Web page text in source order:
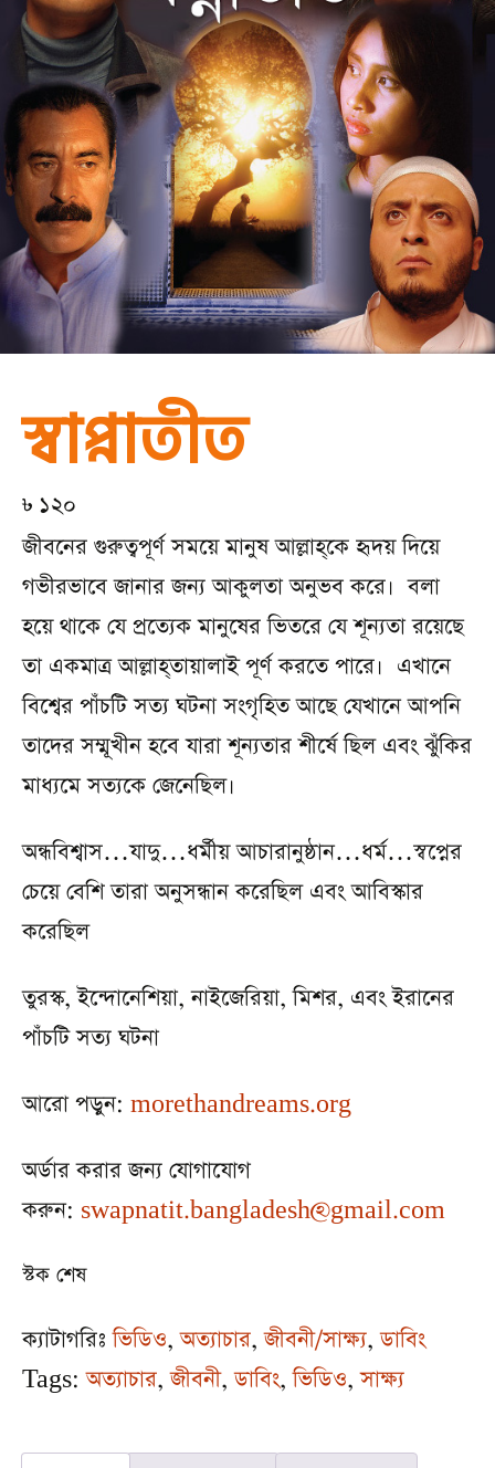
স্বাপ্নাতীত
৳ 120
জীবনের গুরুত্বপূর্ণ সময়ে মানুষ আল্লাহ্‌কে হৃদয় দিয়ে
গভীরভাবে জানার জন্য আকুলতা অনুভব করে। বলা
হয়ে থাকে যে প্রত্যেক মানুষের ভিতরে যে শূন্যতা রয়েছে
তা একমাত্র আল্লাহ্‌তায়ালাই পূর্ণ করতে পারে। এখানে
বিশ্বের পাঁচটি সত্য ঘটনা সংগৃহিত আছে যেখানে আপনি
তাদের সম্মূখীন হবে যারা শূন্যতার শীর্ষে ছিল এবং ঝুঁকির
মাধ্যমে সত্যকে জেনেছিল।
অন্ধবিশ্বাস…যাদু…ধর্মীয় আচারানুষ্ঠান…ধর্ম…স্বপ্নের
চেয়ে বেশি তারা অনুসন্ধান করেছিল এবং আবিস্কার
করেছিল
তুরস্ক, ইন্দোনেশিয়া, নাইজেরিয়া, মিশর, এবং ইরানের
পাঁচটি সত্য ঘটনা
আরো পড়ুন: morethandreams.org
অর্ডার করার জন্য যোগাযোগ
করুন: swapnatit.bangladesh@gmail.com
স্টক শেষ
ক্যাটাগরিঃভিডিও,অত্যাচার,জীবনী/সাক্ষ্য,ডাবিং
Tags:অত্যাচার,জীবনী,ডাবিং,ভিডিও,সাক্ষ্য